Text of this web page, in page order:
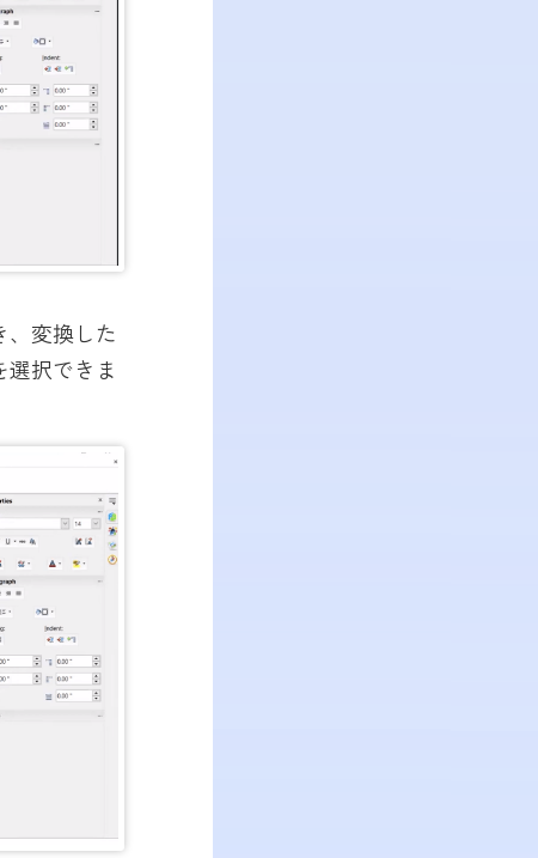
、変換した
択できま